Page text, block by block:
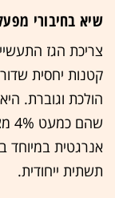
שיא בחיבורי
צריכת הגז
קטנות יחסית
אנרגטית במיוחד
תשתית ייחודית.